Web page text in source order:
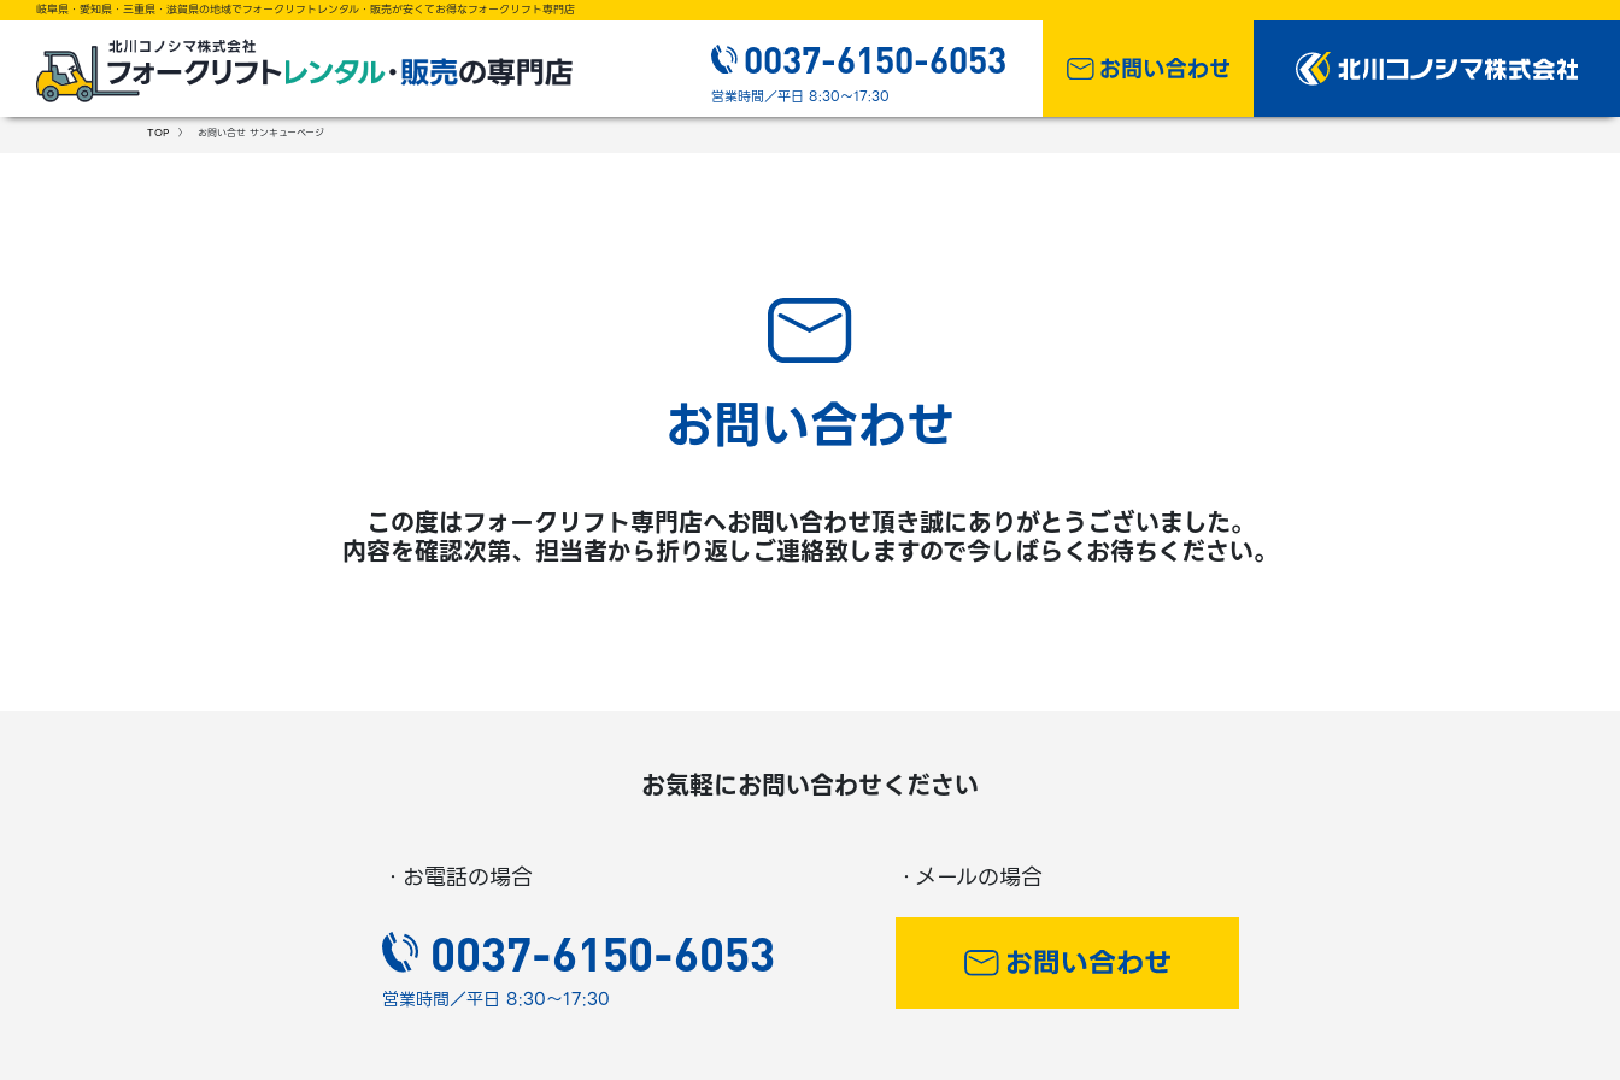
岐阜県・愛知県・三重県・滋賀県の地域でフォークリフトレンタル・販売が安くてお得なフォークリフト専門店
0037-6150-6053
営業時間／平日 8:30～17:30
TOP 〉 お問い合せ サンキューページ
お問い合わせ
この度はフォークリフト専門店へお問い合わせ頂き誠にありがとうございました。
内容を確認次第、担当者から折り返しご連絡致しますので今しばらくお待ちください。
お気軽にお問い合わせください
・お電話の場合
0037-6150-6053
営業時間／平日 8:30～17:30
・メールの場合